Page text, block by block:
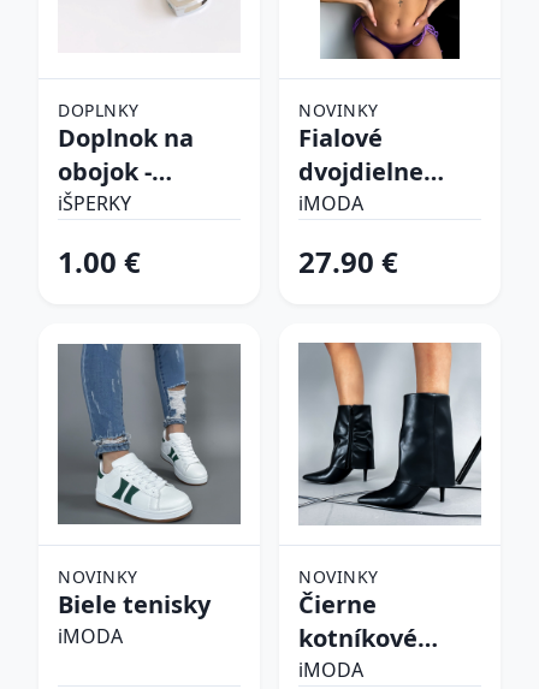
DOPLNKY
Doplnok na
obojok -
Srdiečko
iŠPERKY
1.00 €
NOVINKY
Fialové
dvojdielne
plavky
iMODA
27.90 €
NOVINKY
Biele tenisky
iMODA
NOVINKY
Čierne
kotníkové
čižmy
iMODA